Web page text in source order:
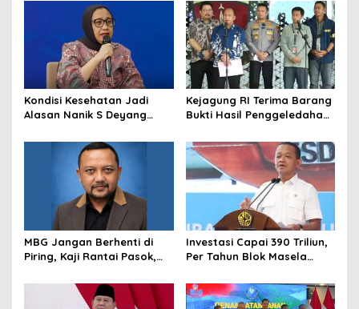
Kondisi Kesehatan Jadi
Alasan Nanik S Deyang
Tunjuk Wamentan
Sudaryono
Kejagung RI Terima Barang
Bukti Hasil Penggeledahan
Keaslian
MBG Jangan Berhenti di
Piring, Kaji Rantai Pasok,
Ekonomi Lokal
Investasi Capai 390 Triliun,
Per Tahun Blok Masela
Juta Ton LNG